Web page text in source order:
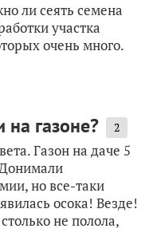
ли сеять семена
участка
очень много.
на газоне? 2
Газон на даче 5
но все-таки
осока! Везде!
не полола,